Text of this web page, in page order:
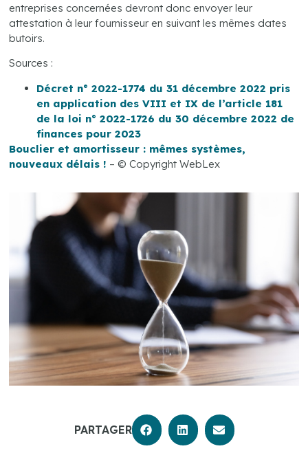
entreprises concernées devront donc envoyer leur
attestation à leur fournisseur en suivant les mêmes dates
butoirs.
Sources :
Décret n° 2022-1774 du 31 décembre 2022 pris
en application des VIII et IX de l’article 181
de la loi n° 2022-1726 du 30 décembre 2022 de
finances pour 2023
Bouclier et amortisseur : mêmes systèmes,
nouveaux délais ! – © Copyright WebLex
PARTAGER